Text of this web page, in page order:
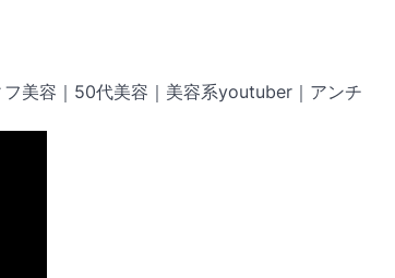
フ美容｜50代美容｜美容系youtuber｜アンチ